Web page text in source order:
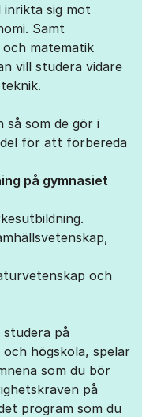
inrikta sig mot
Samt
och matematik
vill studera vidare
så som de gör i
för att förbereda
på gymnasiet
och
studera på
högskola, spelar
som du bör
på
program som du